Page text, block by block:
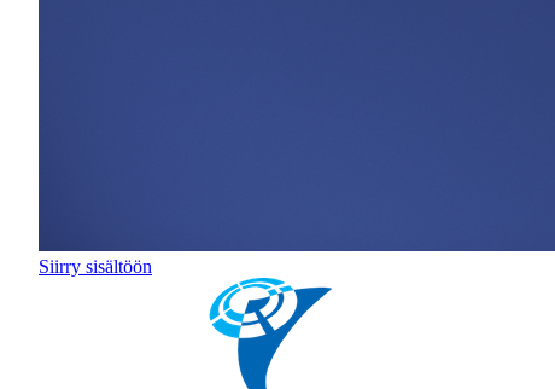
Siirry sisältöön